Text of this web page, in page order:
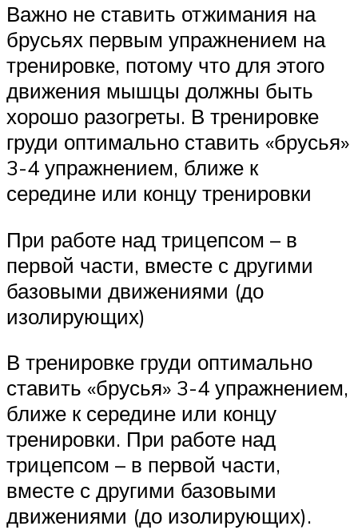
Важно не ставить отжимания на
брусьях первым упражнением на
тренировке, потому что для этого
движения мышцы должны быть
хорошо разогреты. В тренировке
груди оптимально ставить «брусья»
3-4 упражнением, ближе к
середине или концу тренировки
При работе над трицепсом – в
первой части, вместе с другими
базовыми движениями (до
изолирующих)
В тренировке груди оптимально
ставить «брусья» 3-4 упражнением,
ближе к середине или концу
тренировки. При работе над
трицепсом – в первой части,
вместе с другими базовыми
движениями (до изолирующих).